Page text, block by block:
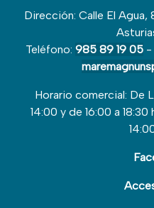
Dirección: Calle El
Teléfono: 985 89 19 05-
Horario comercial: De
14:00 y de 16:00 a